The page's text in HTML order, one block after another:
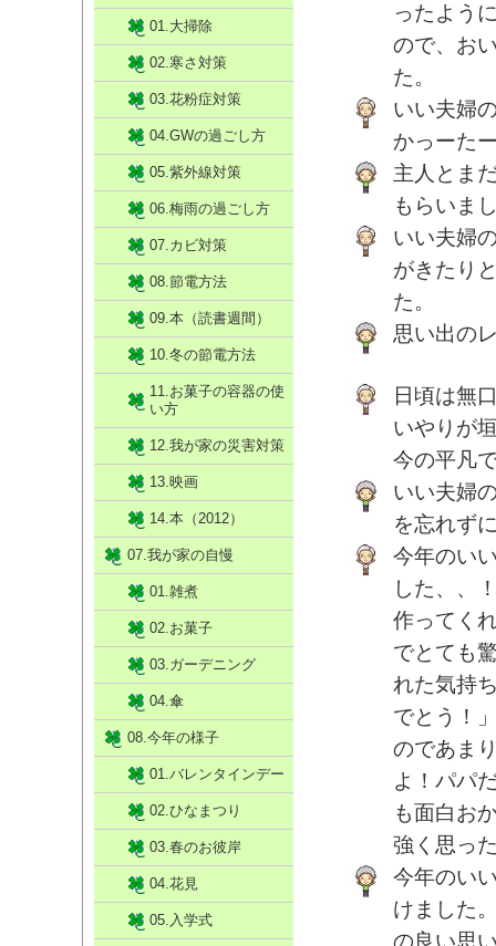
ったよう
ので、お
た。
いい夫婦
かっーた
主人とま
もらいま
いい夫婦
がきたり
た。
思い出の
日頃は無
いやりが
今の平凡
いい夫婦
を忘れず
今年のい
した、、
作ってく
でとても
れた気持
でとう！
のであま
よ！パパ
も面白お
強く思っ
今年のい
けました
の良い思
01.大掃除
02.寒さ対策
03.花粉症対策
04.GWの過ごし方
05.紫外線対策
06.梅雨の過ごし方
07.カビ対策
08.節電方法
09.本（読書週間）
10.冬の節電方法
11.お菓子の容器の使
い方
12.我が家の災害対策
13.映画
14.本（2012）
07.我が家の自慢
01.雑煮
02.お菓子
03.ガーデニング
04.傘
08.今年の様子
01.バレンタインデー
02.ひなまつり
03.春のお彼岸
04.花見
05.入学式